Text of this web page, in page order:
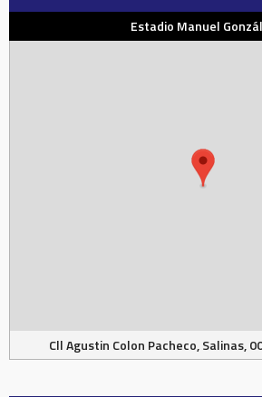
Estadio Manuel
Cll Agustin Colon Pacheco, Salinas,